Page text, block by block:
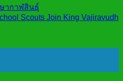
ากาฬสินธุ์
Scouts Join King Vajiravudh